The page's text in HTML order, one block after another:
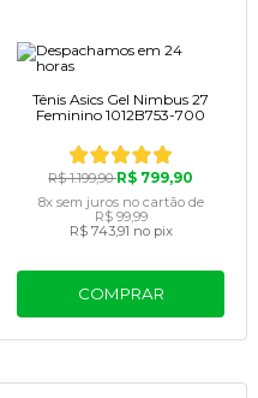
Tênis Asics Gel Nimbus 27
Feminino 1012B753-700
R$ 1.199,90R$ 799,90
8x sem juros no cartãode
R$ 99,99
R$ 743,91 no pix
COMPRAR